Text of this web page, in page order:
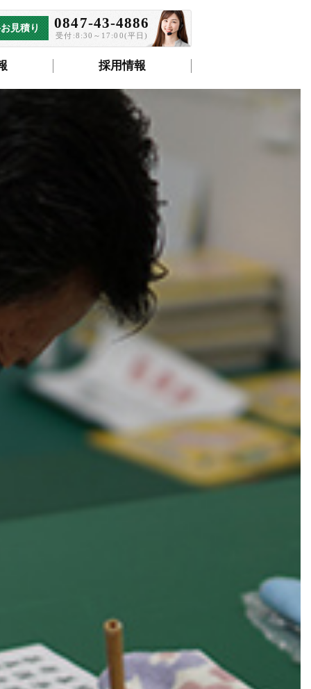
採用情報
0847-43-4886
受付:8:30～17:00(平日)
見積り